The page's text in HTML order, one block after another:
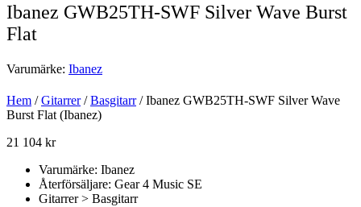
Ibanez GWB25TH-SWF Silver Wave Burst
Flat
Varumärke: Ibanez
Hem /Gitarrer/Basgitarr/ Ibanez GWB25TH-SWF Silver Wave
Burst Flat (Ibanez)
21 104 kr
Varumärke: Ibanez
Återförsäljare: Gear 4 Music SE
Gitarrer > Basgitarr